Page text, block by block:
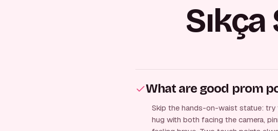
What are good prom
Skip the hands-on-waist statue: try
hug with both facing the camera,